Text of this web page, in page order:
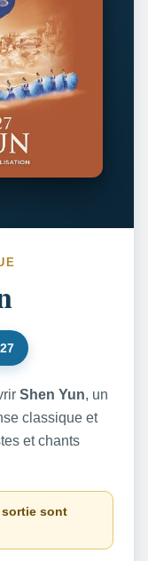
Shen Yun, un
classique et
et chants
sont